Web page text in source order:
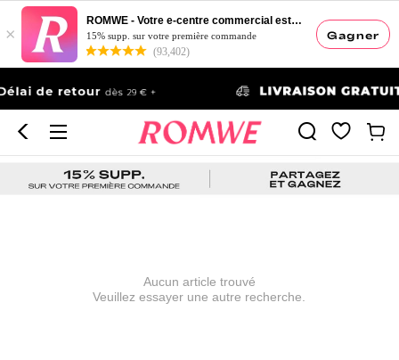
Gagner
×
ROMWE - Votre e-centre commercial esthétique
15% supp. sur votre première commande
(93,402)
Aucun article trouvé
Veuillez essayer une autre recherche.